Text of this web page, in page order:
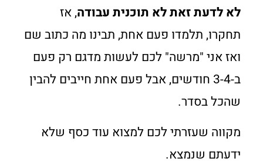
לא לדעת זאת לא תוכנית עבודה, אז
תחקרו, תלמדו פעם אחת, תבינו מה כתוב שם
ואז אני "מרשה" לכם לעשות מדגם רק פעם
ב-3-4 חודשים, אבל פעם אחת חייבים להבין
שהכל בסדר.
מקווה שעזרתי לכם למצוא עוד כסף שלא
ידעתם שנמצא.